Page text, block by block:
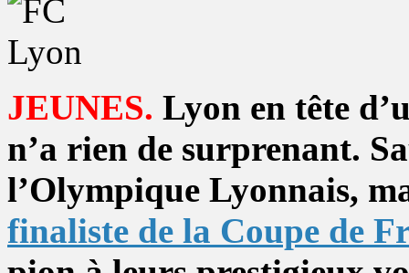
JEUNES. Lyon en tête
n’a rien de surprenant.
l’Olympique Lyonnais,
finaliste de la Coupe de